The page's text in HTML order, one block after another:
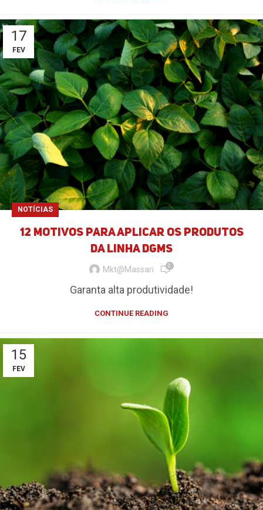
17
FEV
NOTÍCIAS
12 Motivos para aplicar os produtos
da Linha DGMS​​
Mkt@massari 0
Garanta alta produtividade!
CONTINUE READING
15
FEV